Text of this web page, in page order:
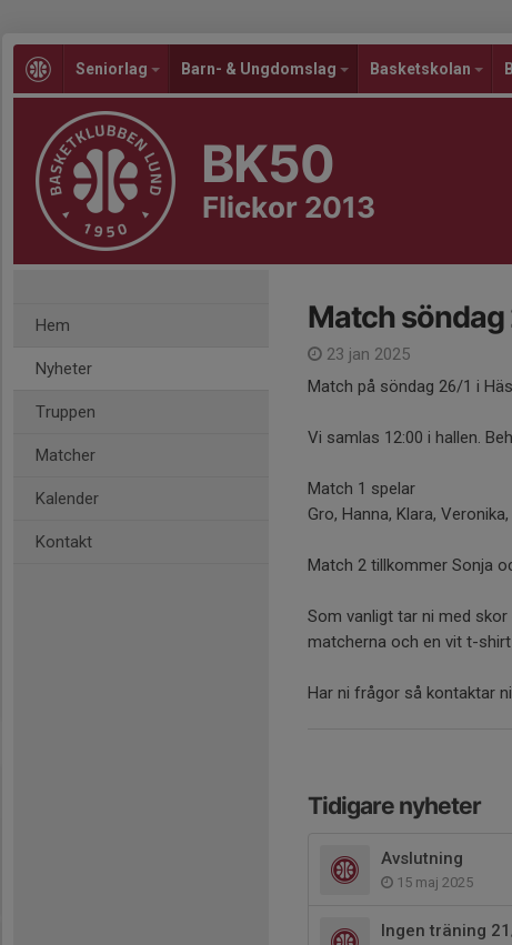
Seniorlag Barn- & Ungdomslag Basketskolan
BK50
Flickor 2013
Hem
Nyheter
Truppen
Matcher
Kalender
Kontakt
Match söndag
23 jan 2025
Match på söndag 26/1 i
Vi samlas 12:00 i hallen.
Match 1 spelar
Gro, Hanna, Klara,
Match 2 tillkommer Sonja
Som vanligt tar ni med
matcherna och en vit t-
Har ni frågor så kontaktar
Tidigare nyheter
Avslutning
15 maj 2025
Ingen träning